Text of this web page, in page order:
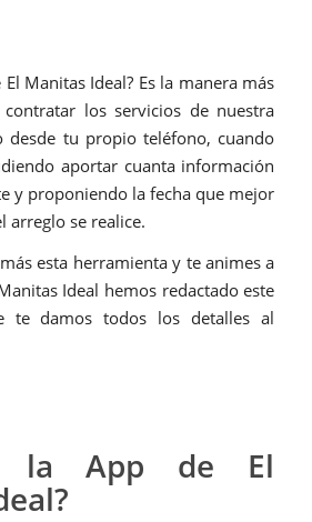
El Manitas Ideal? Es la manera más
los servicios de nuestra
desde tu propio teléfono, cuando
aportar cuanta información
y proponiendo la fecha que mejor
arreglo se realice.
esta herramienta y te animes a
Ideal hemos redactado este
te damos todos los detalles al
la App de El